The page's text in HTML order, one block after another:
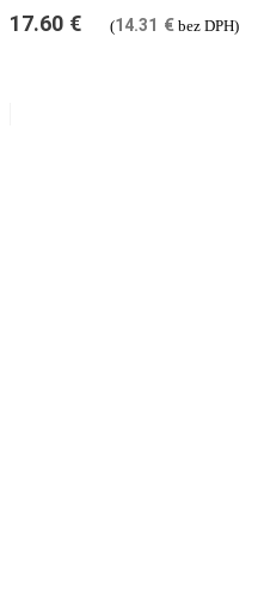
17.60 € (14.31 € bez DPH)